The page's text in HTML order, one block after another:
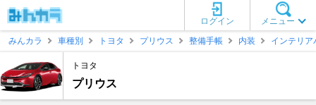
メニュー
ログイン
みんカラ
車種別 トヨタ プリウス 整備手帳 内装 インテリア
トヨタ
プリウス